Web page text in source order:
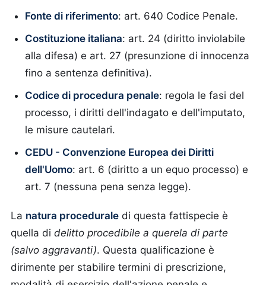
Fonte di riferimento: art. 640 Codice Penale.
Costituzione italiana: art. 24 (diritto inviolabile
alla difesa) e art. 27 (presunzione di innocenza
fino a sentenza definitiva).
Codice di procedura penale: regola le fasi del
processo, i diritti dell'indagato e dell'imputato,
le misure cautelari.
CEDU - Convenzione Europea dei Diritti
dell'Uomo: art. 6 (diritto a un equo processo) e
art. 7 (nessuna pena senza legge).
La natura procedurale di questa fattispecie è
quella di delitto procedibile a querela di parte
(salvo aggravanti). Questa qualificazione è
dirimente per stabilire termini di prescrizione,